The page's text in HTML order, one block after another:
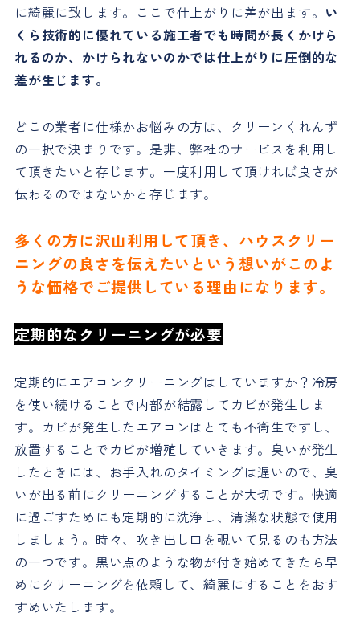
に綺麗に致します。ここで仕上がりに差が出ます。 い
くら技術的に優れている施工者でも時間が長くかけら
れるのか、かけられないのかでは仕上がりに圧倒的な
差が生じます。
どこの業者に仕様かお悩みの方は、クリーンくれんず
の一択で決まりです。是非、弊社のサービスを利用し
て頂きたいと存じます。一度利用して頂ければ良さが
伝わるのではないかと存じます。
多くの方に沢山利用して頂き、ハウスクリー
ニングの良さを伝えたいという想いがこのよ
うな価格でご提供している理由になります。
定期的なクリーニングが必要
定期的にエアコンクリーニングはしていますか？冷房
を使い続けることで内部が結露してカビが発生しま
す。カビが発生したエアコンはとても不衛生ですし、
放置することでカビが増殖していきます。臭いが発生
したときには、お手入れのタイミングは遅いので、臭
いが出る前にクリーニングすることが大切です。快適
に過ごすためにも定期的に洗浄し、清潔な状態で使用
しましょう。時々、吹き出し口を覗いて見るのも方法
の一つです。黒い点のような物が付き始めてきたら早
めにクリーニングを依頼して、綺麗にすることをおす
すめいたします。